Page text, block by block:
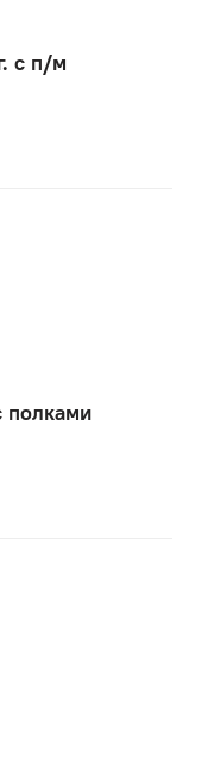
с п/м
полками